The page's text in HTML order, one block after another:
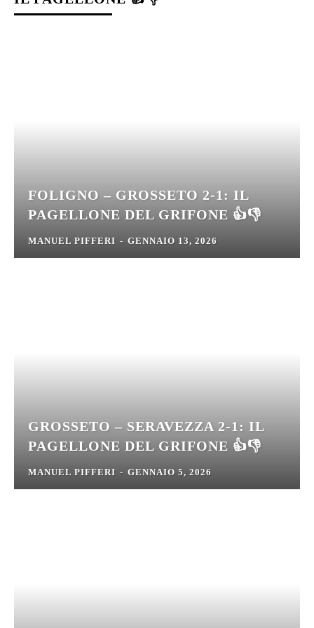
FOLIGNO – GROSSETO 2-1: IL
PAGELLONE DEL GRIFONE 👍👎
MANUEL PIFFERI - GENNAIO 13, 2026
GROSSETO – SERAVEZZA 2-1: IL
PAGELLONE DEL GRIFONE 👍👎
MANUEL PIFFERI - GENNAIO 5, 2026